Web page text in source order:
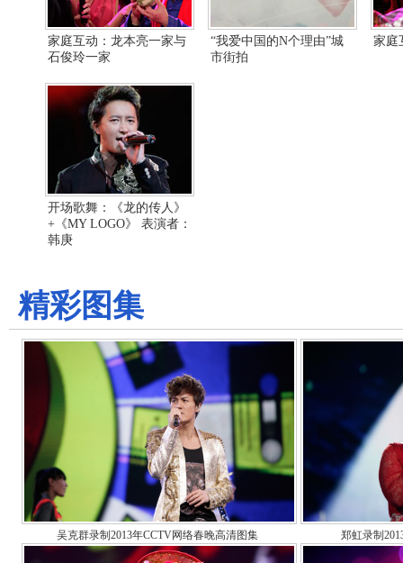
家庭互动：龙本亮一家与
石俊玲一家
“我爱中国的N个理由”城
市街拍
家庭
开场歌舞：《龙的传人》
+《MY LOGO》 表演者：
韩庚
精彩图集
吴克群录制2013年CCTV网络春晚高清图集 郑虹录制